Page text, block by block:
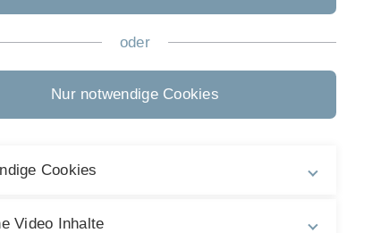
oder
Nur notwendige Cookies
Cookies
Video Inhalte